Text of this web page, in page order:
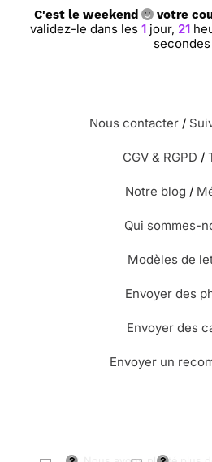
C'est le weekend votre
validez-le dans les1 jour, 21
secondes
Nous contacter /
CGV & RGPD /
Notre blog /
Qui sommes-
Modèles de
Envoyer des
Envoyer des
Envoyer un